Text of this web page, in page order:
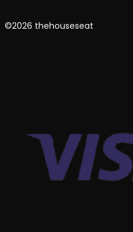
©2026 thehouseseat